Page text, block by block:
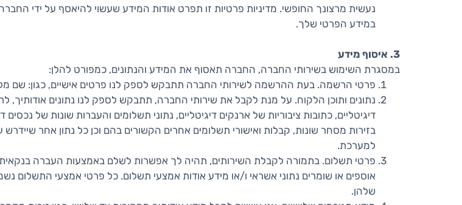
נעשית מרצונך החופשי. מדיניות פרטיות זו תפרט אודות המידע שעשוי להיאסף על ידי
במידע הפרטי שלך.
3. איסוף מידע
במסגרת השימוש בשירותי החברה, החברה תאסוף את המידע והנתונים, כמפורט להלן:
פרטי הרשמה. בעת ההרשמה לשירותי החברה תתבקש לספק לנו פרטים אישיים, כגון: שם
נתונים ותוכן הלקוח
בזירות מסחר שונות, קבלות ואישורי תשלומים אחרים הקשורים בהם וכן כל נתון אחר
למערכת.
פרטי תשלום
אוספים או שומרים נתוני אשראי ו/או מידע אודות אמצעי תשלום. כל פרטי אמצעי התשלום
שלהן.